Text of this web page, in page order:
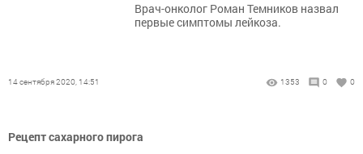
Врач-онколог Роман Темников назвал
первые симптомы лейкоза.
14 сентября 2020, 14:51 1353 0 0
Рецепт сахарного пирога